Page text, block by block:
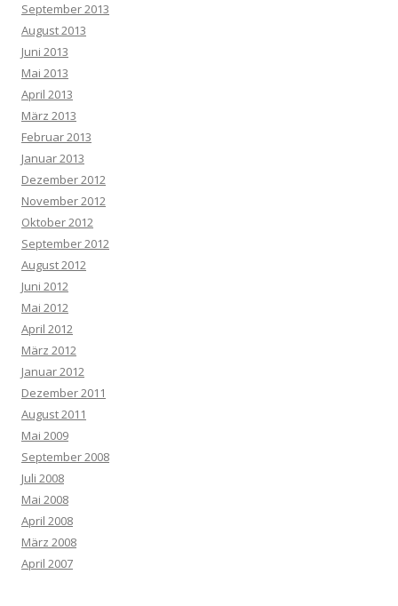
September 2013
August 2013
Juni 2013
Mai 2013
April 2013
März 2013
Februar 2013
Januar 2013
Dezember 2012
November 2012
Oktober 2012
September 2012
August 2012
Juni 2012
Mai 2012
April 2012
März 2012
Januar 2012
Dezember 2011
August 2011
Mai 2009
September 2008
Juli 2008
Mai 2008
April 2008
März 2008
April 2007